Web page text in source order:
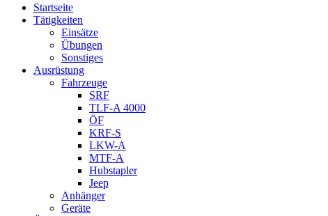
Startseite
Tätigkeiten
Einsätze
Übungen
Sonstiges
Ausrüstung
Fahrzeuge
SRF
TLF-A 4000
ÖF
KRF-S
LKW-A
MTF-A
Hubstapler
Jeep
Anhänger
Geräte